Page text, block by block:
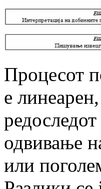
Процесот
е
одвивање
или